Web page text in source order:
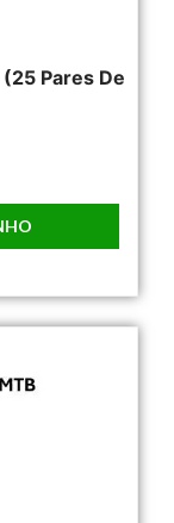
(25 Pares De